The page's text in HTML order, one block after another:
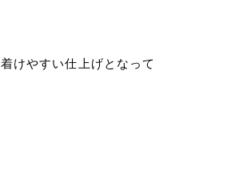
けやすい仕上げとなって